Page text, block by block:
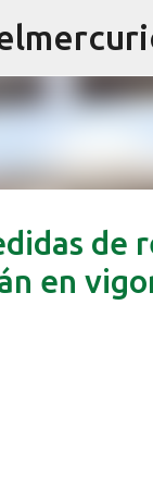
de
en